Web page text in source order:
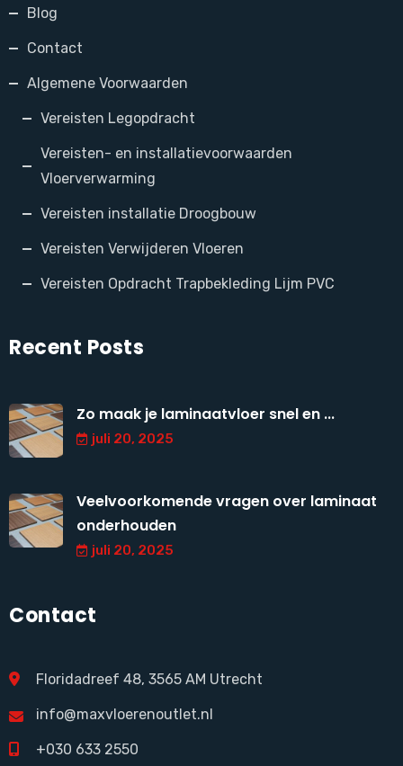
Blog
Contact
Algemene Voorwaarden
Vereisten Legopdracht
Vereisten- en installatievoorwaarden
Vloerverwarming
Vereisten installatie Droogbouw
Vereisten Verwijderen Vloeren
Vereisten Opdracht Trapbekleding Lijm PVC
Recent Posts
Zo maak je laminaatvloer snel en ...
juli 20, 2025
Veelvoorkomende vragen over laminaat
onderhouden
juli 20, 2025
Contact
Floridadreef 48, 3565 AM Utrecht
info@maxvloerenoutlet.nl
+030 633 2550